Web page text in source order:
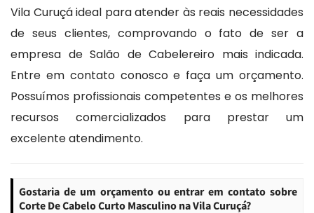
Vila Curuçá ideal para atender às reais necessidades
de seus clientes, comprovando o fato de ser a
empresa de Salão de Cabelereiro mais indicada.
Entre em contato conosco e faça um orçamento.
Possuímos profissionais competentes e os melhores
recursos comercializados para prestar um
excelente atendimento.
Gostaria de um orçamento ou entrar em contato sobre
Corte De Cabelo Curto Masculino na Vila Curuçá?